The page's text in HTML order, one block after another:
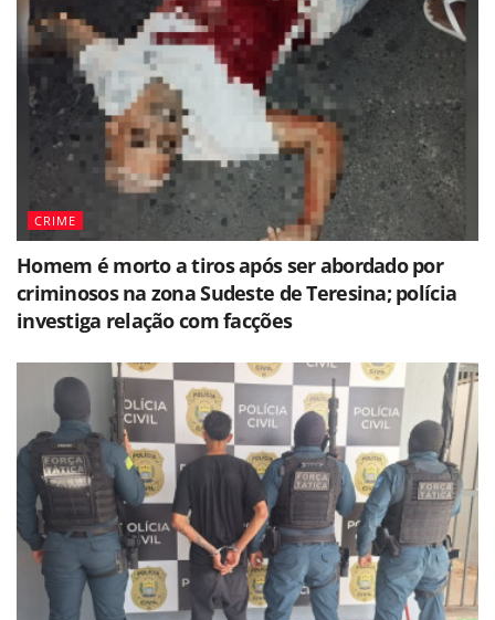
CRIME
Homem é morto a tiros após ser abordado por
criminosos na zona Sudeste de Teresina; polícia
investiga relação com facções